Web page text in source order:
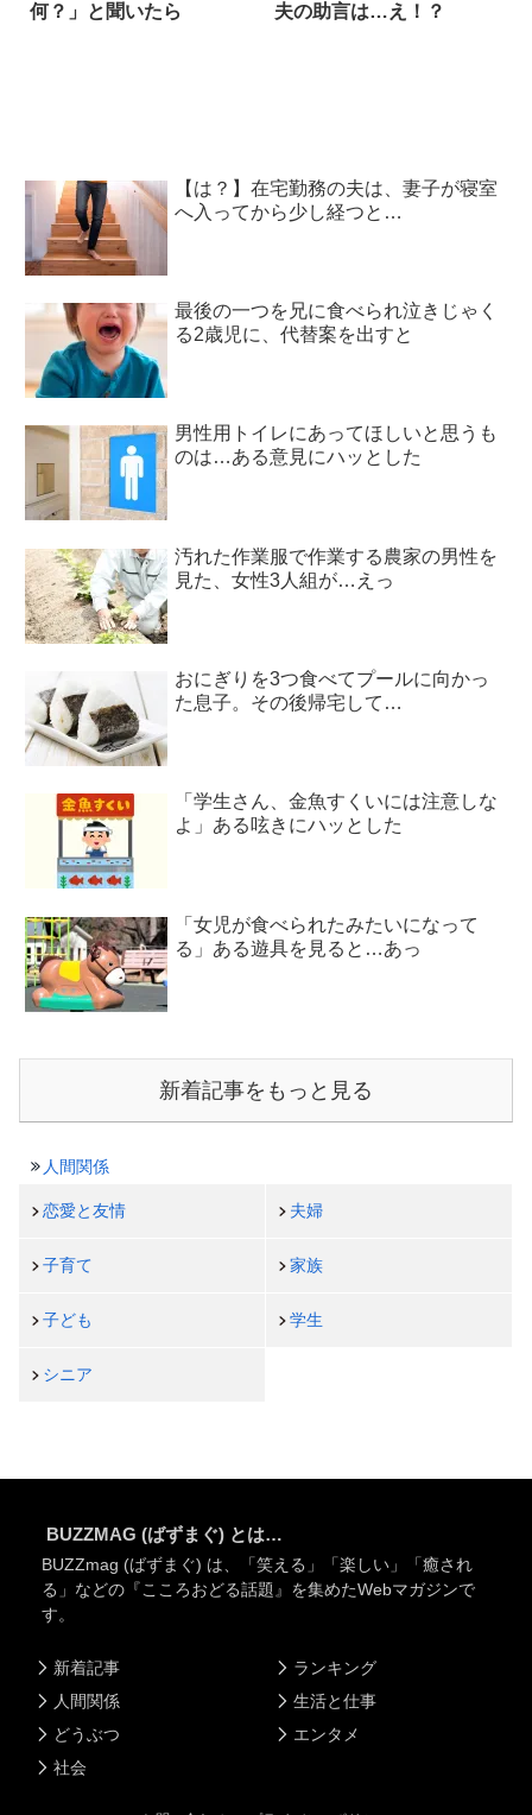
何？」と聞いたら
夫の助言は…え！？
【は？】在宅勤務の夫は、妻子が寝室
へ入ってから少し経つと…
最後の一つを兄に食べられ泣きじゃく
る2歳児に、代替案を出すと
男性用トイレにあってほしいと思うも
のは…ある意見にハッとした
汚れた作業服で作業する農家の男性を
見た、女性3人組が…えっ
おにぎりを3つ食べてプールに向かっ
た息子。その後帰宅して…
「学生さん、金魚すくいには注意しな
よ」ある呟きにハッとした
「女児が食べられたみたいになって
る」ある遊具を見ると…あっ
新着記事をもっと見る
人間関係
恋愛と友情 夫婦
子育て 家族
子ども 学生
シニア
BUZZMAG (ばずまぐ) とは…
BUZZmag (ばずまぐ) は、「笑える」「楽しい」「癒され
る」などの『こころおどる話題』を集めたWebマガジンで
す。
新着記事
人間関係
どうぶつ
社会
ランキング
生活と仕事
エンタメ